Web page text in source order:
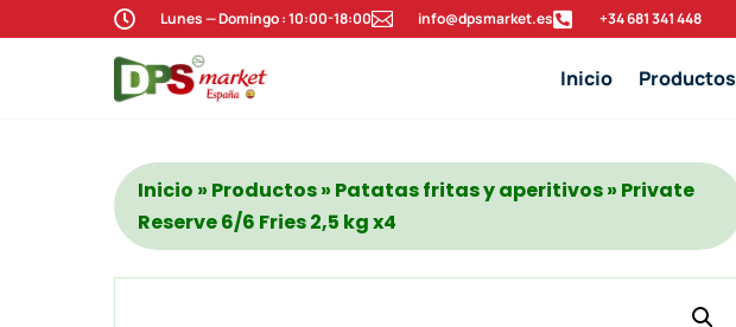
 Lunes — Domingo : 10:00-18:00 info@dpsmarket.es ‭+34 681 341 448‬
Inicio Productos
Inicio » Productos» Patatas fritas y aperitivos» Private
Reserve 6/6 Fries 2,5 kg x4